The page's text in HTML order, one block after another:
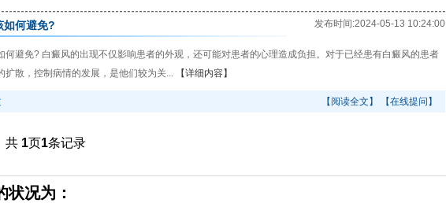
如何避免? 发布时间:2024-05-13 10:24:00
何避免? 白癜风的出现不仅影响患者的外观，还可能对患者的心理造成负担。对于已经患有白癜风的患者
扩散，控制病情的发展，是他们较为关...
【详细内容】
【阅读全文】 【在线提问】
共 1页1条记录
状况为：